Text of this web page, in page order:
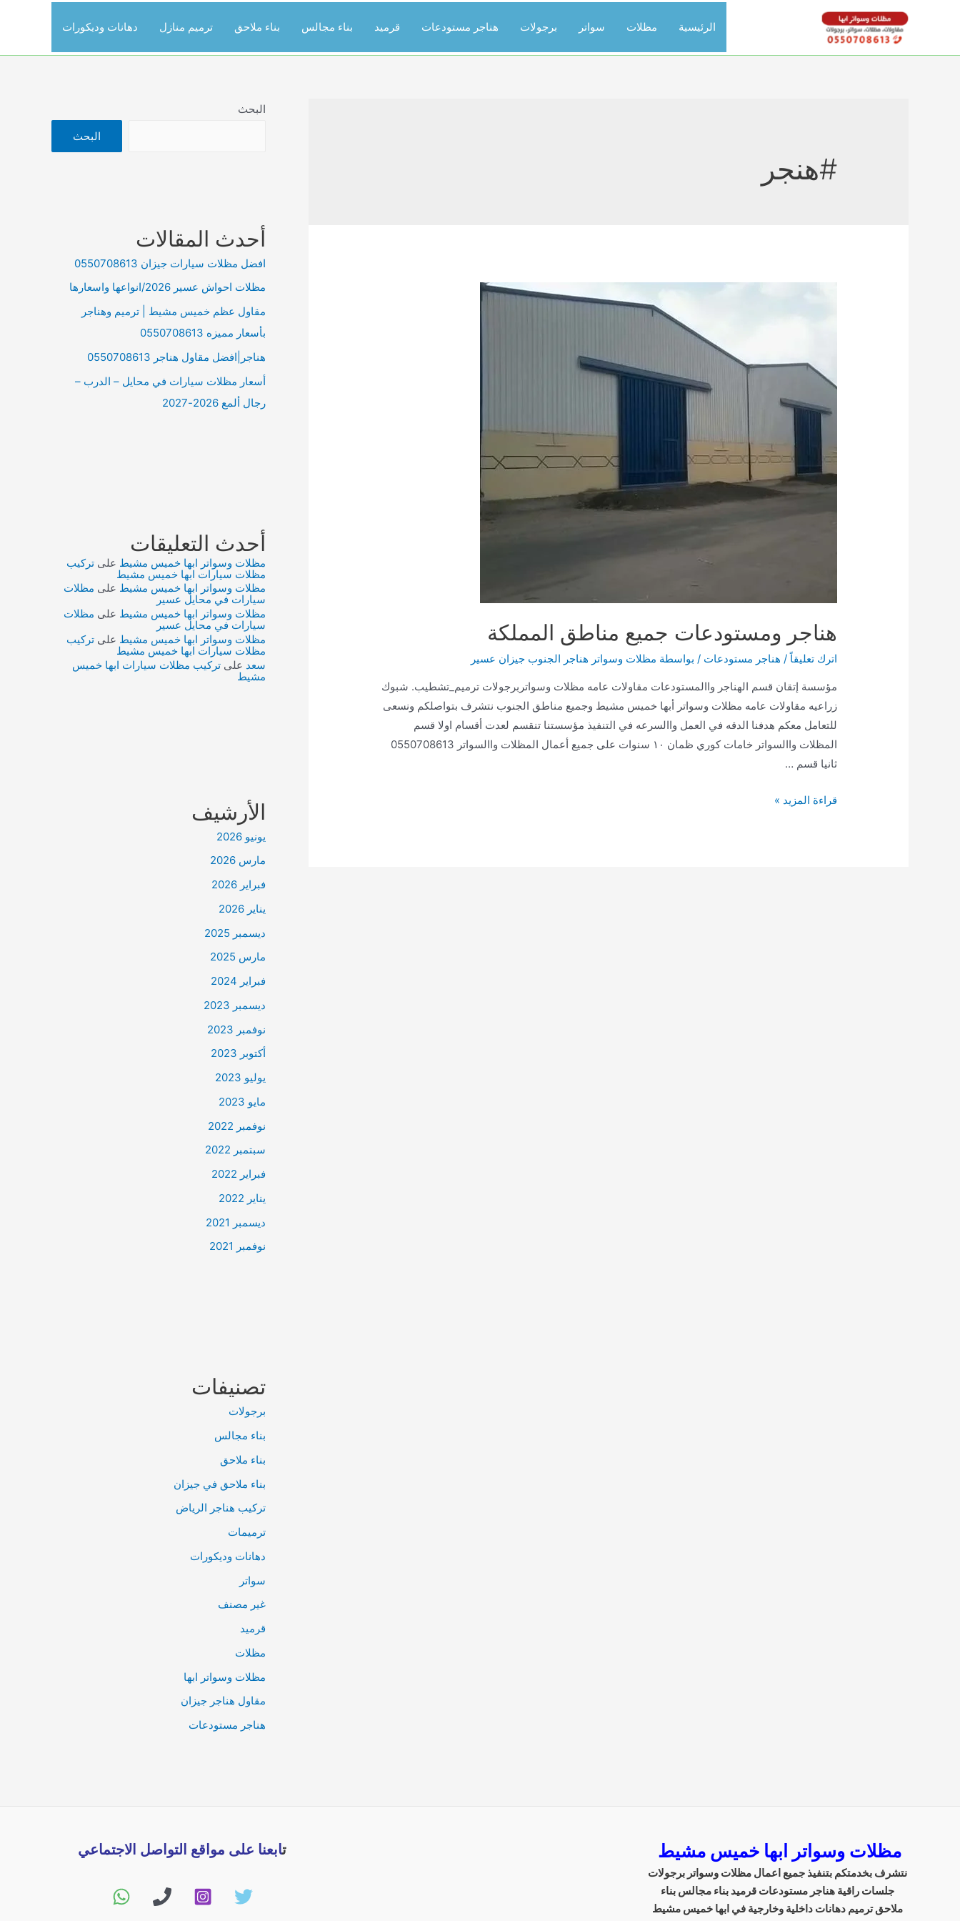
الرئيسية مظلات سواتر برجولات هناجر مستودعات قرميد بناء مجالس بناء ملاحق ترميم منازل دهانات وديكورات
#هنجر
هناجر ومستودعات جميع مناطق المملكة
اترك تعليقاً / هناجر مستودعات / بواسطة مظلات وسواتر هناجر الجنوب جيزان عسير
مؤسسة إتقان قسم الهناجر واالمستودعات مقاولات عامه مظلات وسواتربرجولات ترميم_تشطيب. شبوك
زراعيه مقاولات عامه مظلات وسواتر أبها خميس مشيط وجميع مناطق الجنوب نتشرف بتواصلكم ونسعى
للتعامل معكم هدفنا الدقه في العمل واالسرعه في التنفيذ مؤسستنا تنقسم لعدت أقسام اولا قسم
المظلات واالسواتر خامات كوري ظمان ١٠ سنوات على جميع أعمال المظلات واالسواتر 0550708613
ثانيا قسم …
هناجر
قراءة المزيد »
البحث
البحث
أحدث المقالات
افضل مظلات سيارات جيزان 0550708613
مظلات احواش عسير 2026/انواعها واسعارها
مقاول عظم خميس مشيط | ترميم وهناجر
بأسعار مميزه 0550708613
هناجر|افضل مقاول هناجر 0550708613
أسعار مظلات سيارات في محايل – الدرب –
رجال ألمع 2026-2027
أحدث التعليقات
مظلات وسواتر ابها خميس مشيط على تركيب
مظلات سيارات ابها خميس مشيط
مظلات وسواتر ابها خميس مشيط على مظلات
سيارات في محايل عسير
مظلات وسواتر ابها خميس مشيط على مظلات
سيارات في محايل عسير
مظلات وسواتر ابها خميس مشيط على تركيب
مظلات سيارات ابها خميس مشيط
سعد على تركيب مظلات سيارات ابها خميس
مشيط
الأرشيف
يونيو 2026
مارس 2026
فبراير 2026
يناير 2026
ديسمبر 2025
مارس 2025
فبراير 2024
ديسمبر 2023
نوفمبر 2023
أكتوبر 2023
يوليو 2023
مايو 2023
نوفمبر 2022
سبتمبر 2022
فبراير 2022
يناير 2022
ديسمبر 2021
نوفمبر 2021
تصنيفات
برجولات
بناء مجالس
بناء ملاحق
بناء ملاحق في جيزان
تركيب هناجر الرياض
ترميمات
دهانات وديكورات
سواتر
غير مصنف
قرميد
مظلات
مظلات وسواتر ابها
مقاول هناجر جيزان
هناجر مستودعات
مظلات وسواتر ابها خميس مشيط
نتشرف بخدمتكم بتنفيذ جميع اعمال مظلات وسواتر برجولات
جلسات راقية هناجر مستودعات قرميد بناء مجالس بناء
ملاحق ترميم دهانات داخلية وخارجية في ابها خميس مشيط
تابعنا على مواقع التواصل الاجتماعي